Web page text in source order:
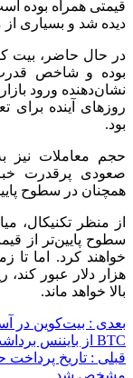
دیده شد و بسیاری از
نشان‌دهنده ورود
روزهای آینده برای
بود.
حجم معاملات نیز
همچنان در سطوح
سطوح پایین‌تر از
هزار دلار عبور
بالا خواهد ماند.
بعدی :
BTC از بایننس برداشت شد!
قبلی : تاریخ پرداخت
مشخص شد